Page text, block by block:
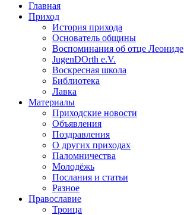
Главная
Приход
История прихода
Основатель общины
Воспоминания об отце Леониде
JugenDOrth e.V.
Воскресная школа
Библиотека
Лавка
Материалы
Приходские новости
Объявления
Поздравления
О других приходах
Паломничества
Молодёжь
Послания и статьи
Разное
Православие
Троица